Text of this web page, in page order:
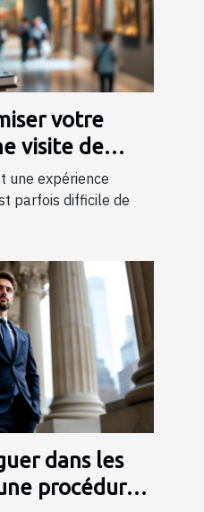
votre
visite de
une expérience
parfois difficile de
dans les
procédure